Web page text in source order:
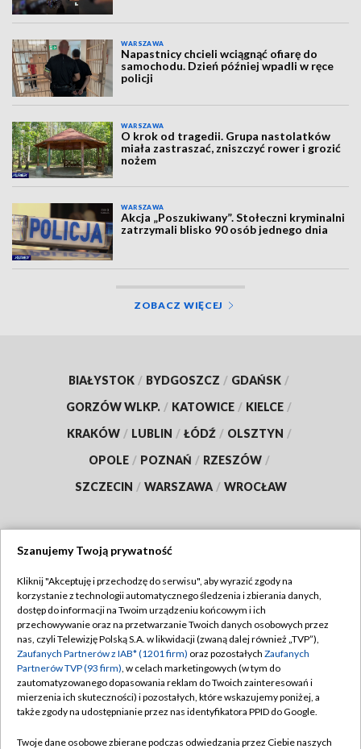
WARSZAWA
Napastnicy chcieli wciągnąć ofiarę do
samochodu. Dzień później wpadli w ręce
policji
WARSZAWA
O krok od tragedii. Grupa nastolatków
miała zastraszać, zniszczyć rower i grozić
nożem
WARSZAWA
Akcja „Poszukiwany”. Stołeczni kryminalni
zatrzymali blisko 90 osób jednego dnia
ZOBACZ WIĘCEJ
BIAŁYSTOK / BYDGOSZCZ / GDAŃSK /
GORZÓW WLKP. / KATOWICE / KIELCE /
KRAKÓW / LUBLIN / ŁÓDŹ / OLSZTYN /
OPOLE / POZNAŃ / RZESZÓW /
SZCZECIN / WARSZAWA / WROCŁAW
TVP
Abonament TVP
Emisja w TVP
Centrum informacji TVP
Naziemna Telewizja Cyfrowa
Regulamin TVP
Polityka prywatności
Moje zgody
Pomoc
Szanujemy Twoją prywatność
Kliknij "Akceptuję i przechodzę do serwisu", aby wyrazić zgody na
korzystanie z technologii automatycznego śledzenia i zbierania danych,
dostęp do informacji na Twoim urządzeniu końcowym i ich
przechowywanie oraz na przetwarzanie Twoich danych osobowych przez
nas, czyli Telewizję Polską S.A. w likwidacji (zwaną dalej również „TVP”),
Zaufanych Partnerów z IAB* (1201 firm) oraz pozostałych Zaufanych
Partnerów TVP (93 firm), w celach marketingowych (w tym do
zautomatyzowanego dopasowania reklam do Twoich zainteresowań i
mierzenia ich skuteczności) i pozostałych, które wskazujemy poniżej, a
także zgody na udostępnianie przez nas identyfikatora PPID do Google.
Twoje dane osobowe zbierane podczas odwiedzania przez Ciebie naszych